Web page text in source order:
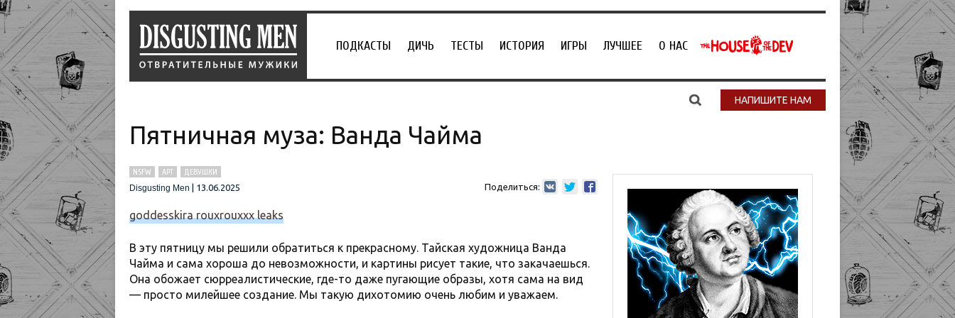
ПОДКАСТЫ ДИЧЬ ТЕСТЫ ИСТОРИЯ ИГРЫ ЛУЧШЕЕ О НАС
НАПИШИТЕ НАМ
Пятничная муза: Ванда Чайма
NSFW АРТ
ДЕВУШКИ
Disgusting Men
13.06.2025 Поделиться:
goddesskira rouxrouxxx leaks
В эту пятницу мы решили обратиться к прекрасному. Тайская художница Ванда
Чайма и сама хороша до невозможности, и картины рисует такие, что закачаешься.
Она обожает сюрреалистические, где-то даже пугающие образы, хотя сама на вид
— просто милейшее создание. Мы такую дихотомию очень любим и уважаем.